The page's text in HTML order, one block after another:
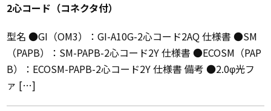
2心コード（コネクタ付）
型名 ●GI（OM3）：GI-A10G-2心コード2AQ 仕様書 ●SM
（PAPB）：SM-PAPB-2心コード2Y 仕様書 ●ECOSM（PAP
B）：ECOSM-PAPB-2心コード2Y 仕様書 備考 ●2.0φ光フ
ァ […]